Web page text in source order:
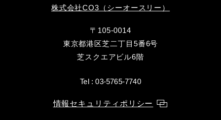
株式会社CO3（シーオースリー）
〒105-0014
東京都港区芝二丁目5番6号
芝スクエアビル6階
Tel : 03-5765-7740
情報セキュリティポリシー